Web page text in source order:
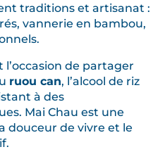
traditions et artisanat :
vannerie en bambou,
l’occasion de partager
ruou can, l’alcool de riz
à des
Mai Chau est une
douceur de vivre et le